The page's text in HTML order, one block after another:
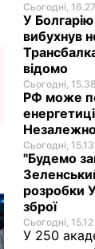
Сьогодні, 16.27
У
вибухнув
відомо
Сьогодні, 15.38
РФ може
Сьогодні, 15.13
"Будемо
розробки
зброї
Сьогодні, 15.12
У 250